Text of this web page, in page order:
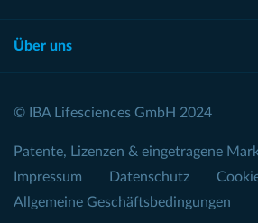
Über uns
© IBA Lifesciences GmbH 2024
Patente, Lizenzen & eingetragene
Impressum
Datenschutz
Allgemeine Geschäftsbedingungen